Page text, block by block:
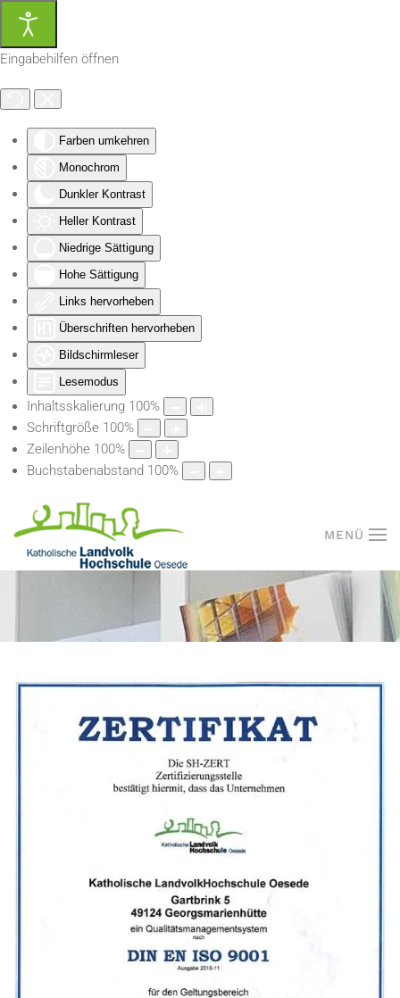
Eingabehilfen öffnen
Farben umkehren
Monochrom
Dunkler Kontrast
Heller Kontrast
Niedrige Sättigung
Hohe Sättigung
Links hervorheben
Überschriften hervorheben
Bildschirmleser
Lesemodus
Inhaltsskalierung 100%
Schriftgröße 100%
Zeilenhöhe 100%
Buchstabenabstand 100%
Zum Hauptinhalt springen
MENÜ